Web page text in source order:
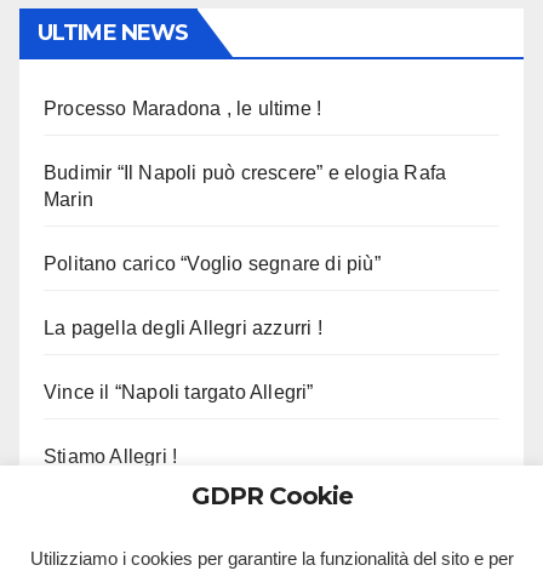
ULTIME NEWS
Processo Maradona , le ultime !
Budimir “Il Napoli può crescere” e elogia Rafa
Marin
Politano carico “Voglio segnare di più”
La pagella degli Allegri azzurri !
Vince il “Napoli targato Allegri”
Stiamo Allegri !
GDPR Cookie
Utilizziamo i cookies per garantire la funzionalità del sito e per